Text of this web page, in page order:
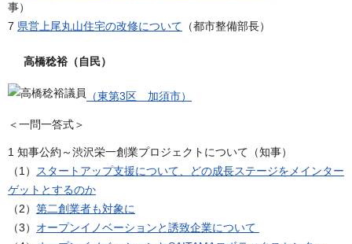
事）
7 県営上尾丸山住宅の改修について （都市整備部長）
高橋稔裕（自民）
（東第3区 加須市）
＜一問一答式＞
1 知事公約～渋沢栄一創業プロジェクトについて（知事）
（1）
スタートアップ支援について、どの成長ステージをメインター
ゲットとするのか
（2） 第二創業者も対象に
（3） オープンイノベーションと誘致企業について